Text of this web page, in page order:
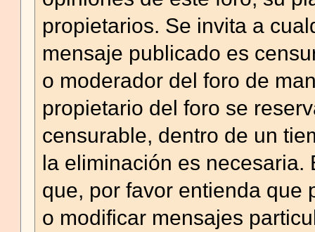
propietarios. Se invita a
mensaje publicado es
o moderador del foro de
propietario del foro se
censurable, dentro de un
la eliminación es
que, por favor entienda que
o modificar mensajes